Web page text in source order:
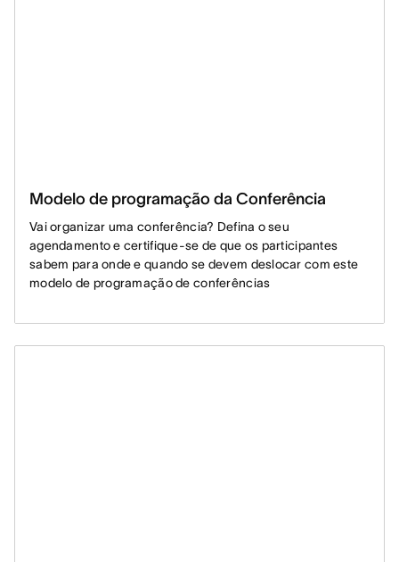
Modelo de programação da Conferência
Vai organizar uma conferência? Defina o seu
agendamento e certifique-se de que os participantes
sabem para onde e quando se devem deslocar com este
modelo de programação de conferências